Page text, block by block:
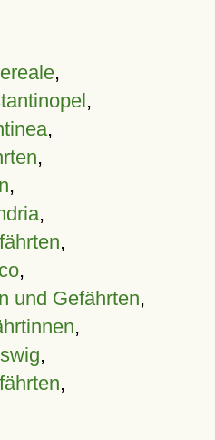
,
,
,
,
,
,
,
,
und Gefährten,
,
,
,